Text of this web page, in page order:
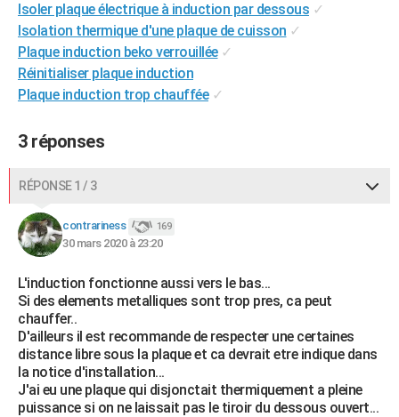
Carte de Noël
Carte Bonne année
Carte Saint-Valentin
Carte Pâques
Carte d'anniversaire
DICTIONNAIRE
Dictionnaire
Biographies
Citations
Expressions
Proverbes
PROGRAMME TV
COPAINS D'AVANT
S'inscrire
Se connecter
Lycées
Collèges
Primaires
Universités
Entreprises
Service militaire
Avis de recherche
AVIS DE DÉCÈS
Lifestyle
Sport
Television
Cinema
Isoler plaque électrique à induction par dessous ✓
Isolation thermique d'une plaque de cuisson ✓
Plaque induction beko verrouillée ✓
Réinitialiser plaque induction
Plaque induction trop chauffée ✓
3 réponses
RÉPONSE 1 / 3
contrariness 169
30 mars 2020 à 23:20
L'induction fonctionne aussi vers le bas...
Si des elements metalliques sont trop pres, ca peut
chauffer..
D'ailleurs il est recommande de respecter une certaines
distance libre sous la plaque et ca devrait etre indique dans
la notice d'installation...
J'ai eu une plaque qui disjonctait thermiquement a pleine
puissance si on ne laissait pas le tiroir du dessous ouvert...